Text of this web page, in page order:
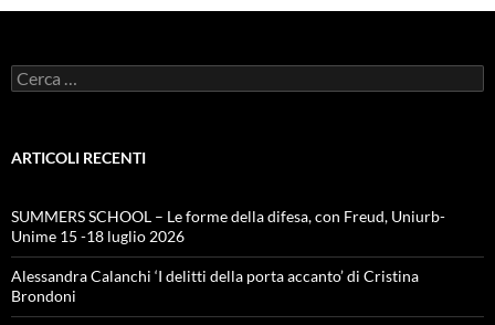
Ricerca
per:
ARTICOLI RECENTI
SUMMERS SCHOOL – Le forme della difesa, con Freud, Uniurb-
Unime 15 -18 luglio 2026
Alessandra Calanchi ‘I delitti della porta accanto’ di Cristina
Brondoni